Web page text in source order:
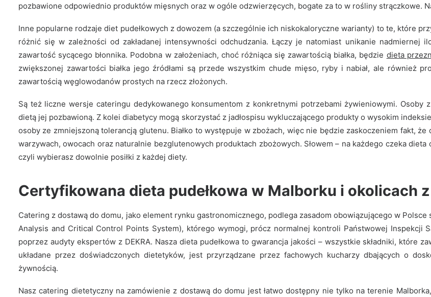
Dieta Classic to zbilansowany jadłospis idealny dla osób, które chcą zdrowo się odżywiać i utrzymać
BEZPŁATNA DOSTAWA NA TERENIE WARSZAWY
WIĘCEJ
pozbawione odpowiednio produktów mięsnych oraz w ogóle odzwierzęcych, bogate za to w rośliny strączkowe.
Inne popularne rodzaje diet pudełkowych z dowozem (a szczególnie ich niskokaloryczne warianty) to te, które
różnić się w zależności od zakładanej intensywności odchudzania. Łączy je natomiast unikanie nadmiernej
zawartość sycącego błonnika. Podobna w założeniach, choć różniąca się zawartością białka, będzie dieta
zwiększonej zawartości białka jego źródłami są przede wszystkim chude mięso, ryby i nabiał, ale również
zawartością węglowodanów prostych na rzecz złożonych.
Są też liczne wersje cateringu dedykowanego konsumentom z konkretnymi potrzebami żywieniowymi. Osoby z
dietą jej pozbawioną. Z kolei diabetycy mogą skorzystać z jadłospisu wykluczającego produkty o wysokim
osoby ze zmniejszoną tolerancją glutenu. Białko to występuje w zbożach, więc nie będzie zaskoczeniem fakt,
warzywach, owocach oraz naturalnie bezglutenowych produktach zbożowych. Słowem – na każdego czeka
czyli wybierasz dowolnie posiłki z każdej diety.
Certyfikowana dieta pudełkowa w Malborku i okolicach
Catering z dostawą do domu, jako element rynku gastronomicznego, podlega zasadom obowiązującego w
Analysis and Critical Control Points System), którego wymogi, prócz normalnej kontroli Państwowej Inspekcji
poprzez audyty ekspertów z DEKRA. Nasza dieta pudełkowa to gwarancja jakości – wszystkie składniki, które
układane przez doświadczonych dietetyków, jest przyrządzane przez fachowych kucharzy dbających o
żywnością.
Nasz catering dietetyczny na zamówienie z dostawą do domu jest łatwo dostępny nie tylko na terenie